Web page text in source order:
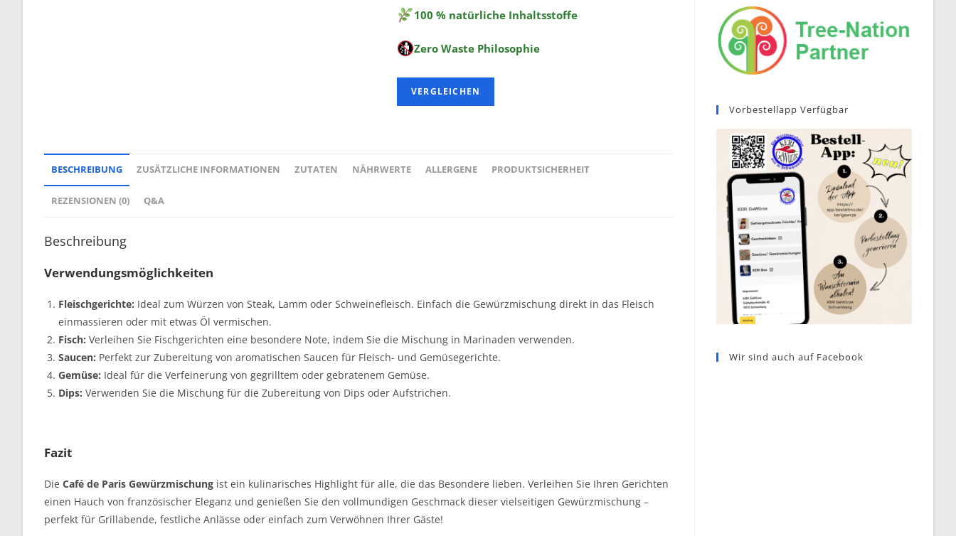
100 % natürliche Inhaltsstoffe
Zero Waste Philosophie
VERGLEICHEN
BESCHREIBUNG ZUSÄTZLICHE INFORMATIONEN ZUTATEN NÄHRWERTE ALLERGENE PRODUKTSICHERHEIT
REZENSIONEN (0) Q&A
Beschreibung
Verwendungsmöglichkeiten
Fleischgerichte: Ideal zum Würzen von Steak, Lamm oder Schweinefleisch. Einfach die Gewürzmischung direkt in das Fleisch
einmassieren oder mit etwas Öl vermischen.
Fisch: Verleihen Sie Fischgerichten eine besondere Note, indem Sie die Mischung in Marinaden verwenden.
Saucen: Perfekt zur Zubereitung von aromatischen Saucen für Fleisch- und Gemüsegerichte.
Gemüse: Ideal für die Verfeinerung von gegrilltem oder gebratenem Gemüse.
Dips: Verwenden Sie die Mischung für die Zubereitung von Dips oder Aufstrichen.
Fazit
Die Café de Paris Gewürzmischung ist ein kulinarisches Highlight für alle, die das Besondere lieben. Verleihen Sie Ihren Gerichten
einen Hauch von französischer Eleganz und genießen Sie den vollmundigen Geschmack dieser vielseitigen Gewürzmischung –
perfekt für Grillabende, festliche Anlässe oder einfach zum Verwöhnen Ihrer Gäste!
Vorbestellapp Verfügbar
Wir sind auch auf Facebook